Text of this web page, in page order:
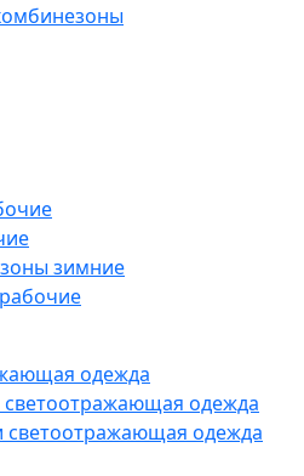
зимние
одежда
светоотражающая одежда
светоотражающая одежда